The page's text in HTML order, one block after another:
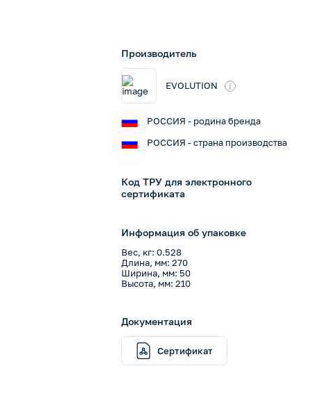
Производитель
EVOLUTION i
РОССИЯ - родина бренда
РОССИЯ - страна производства
Код ТРУ для электронного
сертификата
Информация об упаковке
Вес, кг: 0.528
Длина, мм: 270
Ширина, мм: 50
Высота, мм: 210
Документация
Сертификат